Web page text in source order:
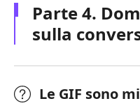
Parte 4.
sulla
Le GIF sono